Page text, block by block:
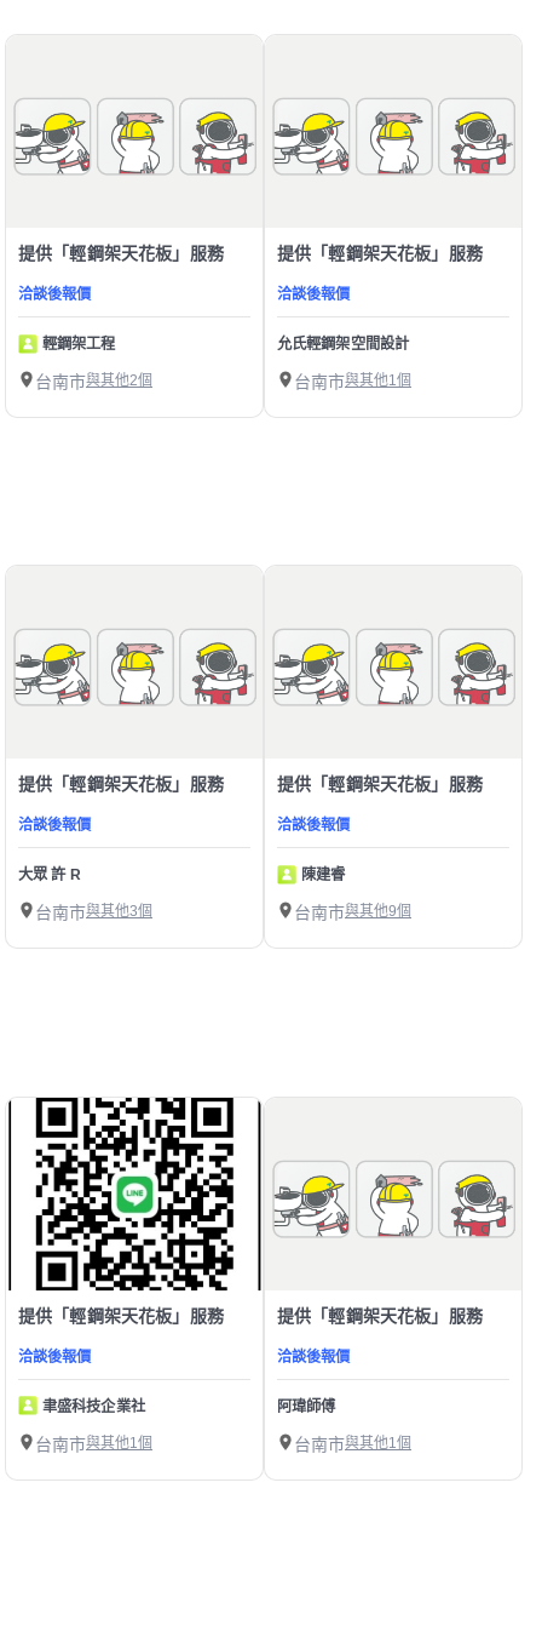
提供「輕鋼架天花板」服務
洽談後報價
輕鋼架工程
台南市與其他2個
提供「輕鋼架天花板」服務
洽談後報價
允氏輕鋼架空間設計
台南市與其他1個
提供「輕鋼架天花板」服務
洽談後報價
大眾 許 R
台南市與其他3個
提供「輕鋼架天花板」服務
洽談後報價
陳建睿
台南市與其他9個
提供「輕鋼架天花板」服務
洽談後報價
聿盛科技企業社
台南市與其他1個
提供「輕鋼架天花板」服務
洽談後報價
阿瑋師傅
台南市與其他1個